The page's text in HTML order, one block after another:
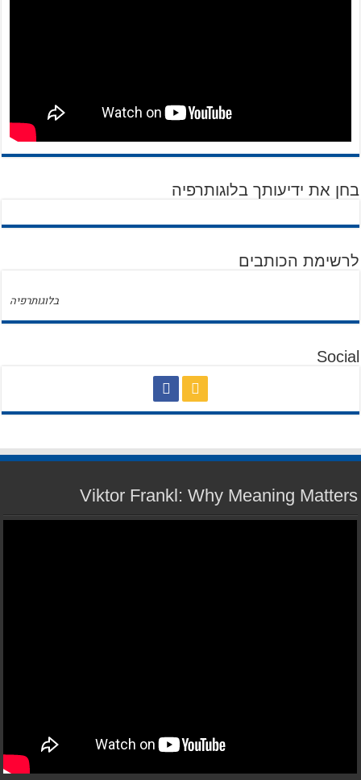
בחן את ידיעותך בלוגותרפיה
לרשימת הכותבים
בלוגותרפיה
Social
Viktor Frankl: Why Meaning Matters